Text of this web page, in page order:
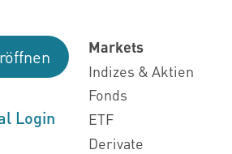
Login
Markets
Indizes & Aktien
Fonds
ETF
Derivate